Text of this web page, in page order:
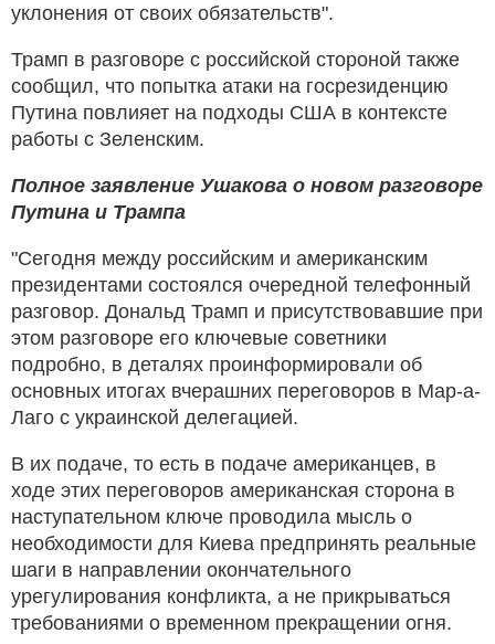
уклонения от своих обязательств".
Трамп в разговоре с российской стороной также
сообщил, что попытка атаки на госрезиденцию
Путина повлияет на подходы США в контексте
работы с Зеленским.
Полное заявление Ушакова о новом разговоре
Путина и Трампа
"Сегодня между российским и американским
президентами состоялся очередной телефонный
разговор. Дональд Трамп и присутствовавшие при
этом разговоре его ключевые советники
подробно, в деталях проинформировали об
основных итогах вчерашних переговоров в Мар-а-
Лаго с украинской делегацией.
В их подаче, то есть в подаче американцев, в
ходе этих переговоров американская сторона в
наступательном ключе проводила мысль о
необходимости для Киева предпринять реальные
шаги в направлении окончательного
урегулирования конфликта, а не прикрываться
требованиями о временном прекращении огня.